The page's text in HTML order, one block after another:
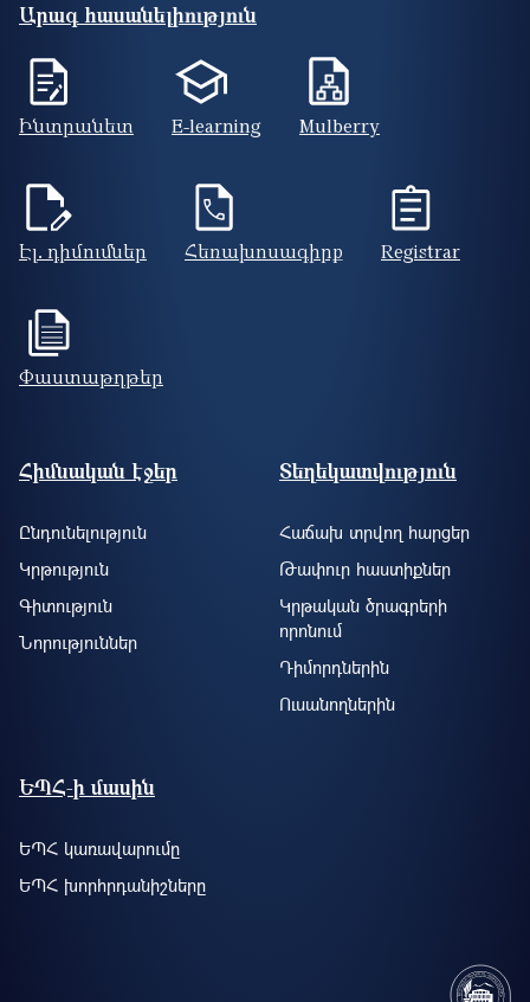
Արագ հասանելիություն
Ինտրանետ E-learning Mulberry
Էլ. դիմումներ Հեռախոսագիրք Registrar
Փաստաթղթեր
Footer site information
Հիմնական էջեր
Ընդունելություն
Կրթություն
Գիտություն
Նորություններ
Տեղեկատվություն
Հաճախ տրվող հարցեր
Թափուր հաստիքներ
Կրթական ծրագրերի
որոնում
Դիմորդներին
Ուսանողներին
ԵՊՀ-ի մասին
ԵՊՀ կառավարումը
ԵՊՀ խորհրդանիշները